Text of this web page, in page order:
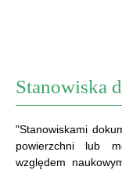
Stanowiska
"Stanowiskami
powierzchni lub
względem